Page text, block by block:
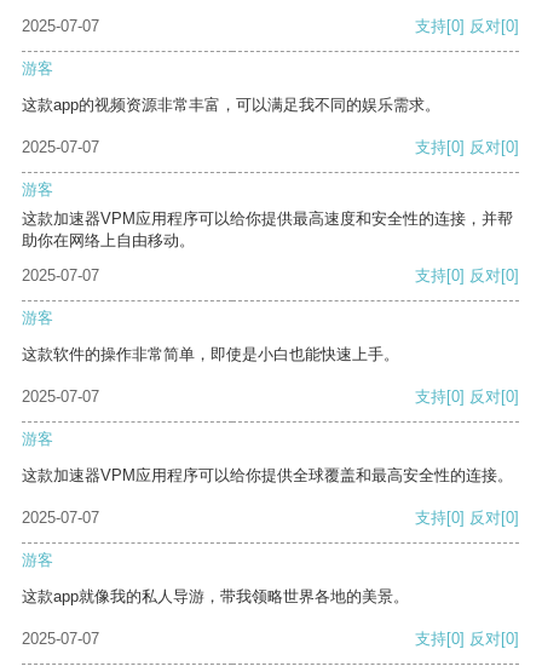
2025-07-07 支持[0] 反对[0]
游客
这款app的视频资源非常丰富，可以满足我不同的娱乐需求。
2025-07-07 支持[0] 反对[0]
游客
这款加速器VPM应用程序可以给你提供最高速度和安全性的连接，并帮
助你在网络上自由移动。
2025-07-07
支持[0] 反对[0]
游客
这款软件的操作非常简单，即使是小白也能快速上手。
2025-07-07 支持[0] 反对[0]
游客
这款加速器VPM应用程序可以给你提供全球覆盖和最高安全性的连接。
2025-07-07 支持[0] 反对[0]
游客
这款app就像我的私人导游，带我领略世界各地的美景。
2025-07-07 支持[0] 反对[0]